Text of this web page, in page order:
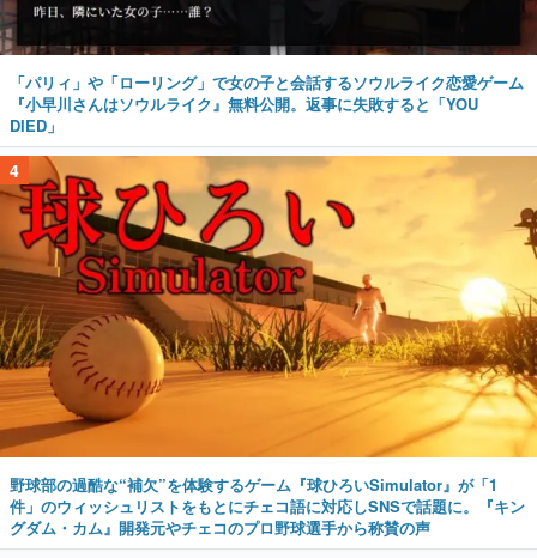
「パリィ」や「ローリング」で女の子と会話するソウルライク恋愛ゲーム
『小早川さんはソウルライク』無料公開。返事に失敗すると「YOU
DIED」
4
野球部の過酷な“補欠”を体験するゲーム『球ひろいSimulator』が「1
件」のウィッシュリストをもとにチェコ語に対応しSNSで話題に。『キン
グダム・カム』開発元やチェコのプロ野球選手から称賛の声